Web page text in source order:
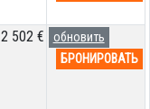
2 502 €
обновить
БРОНИРОВАТЬ